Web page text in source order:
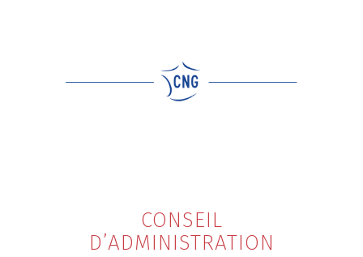
CONSEIL
D’ADMINISTRATION